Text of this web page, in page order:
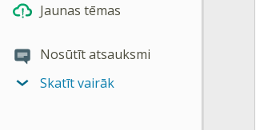
Jaunas tēmas
Nosūtīt atsauksmi
Skatīt vairāk